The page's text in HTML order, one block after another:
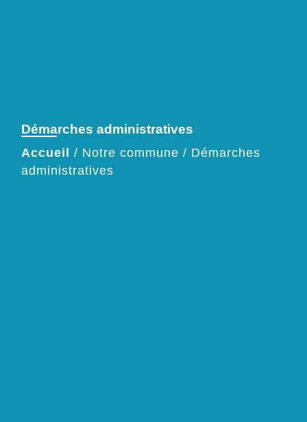
Démarches administratives
Accueil / Notre commune / Démarches
administratives